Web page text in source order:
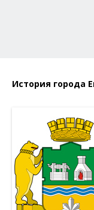
История города